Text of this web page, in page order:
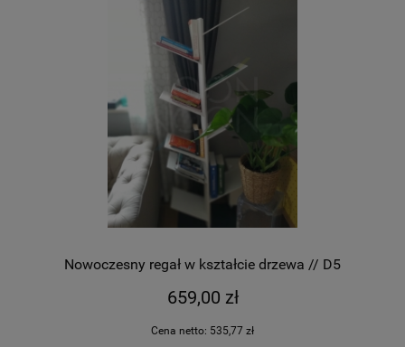
Nowoczesny regał w kształcie drzewa // D5
659,00 zł
Cena netto: 535,77 zł